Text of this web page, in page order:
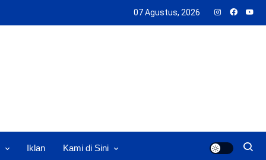
07 Agustus, 2026
Iklan Kami di Sini